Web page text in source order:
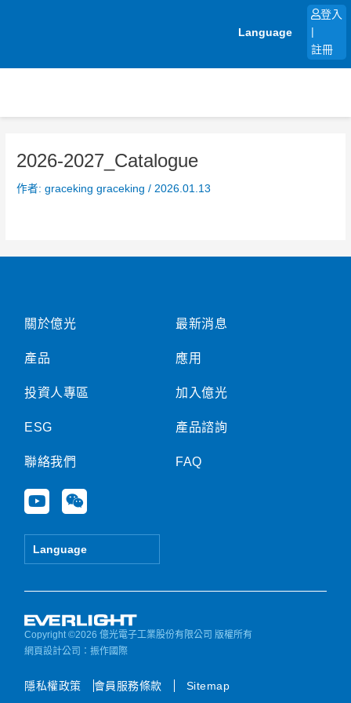
Language
登入
註冊
2026-2027_Catalogue
作者:graceking graceking/ 2026.01.13
關於億光
產品
投資人專區
ESG
聯絡我們
Y
o
u
e
W
e
i
Language
最新消息
應用
加入億光
產品諮詢
FAQ
Copyright ©2026 億光電子工業股份有限公司 版權所有
網頁設計公司 ：振作國際
隱私權政策 會員服務條款 Sitemap